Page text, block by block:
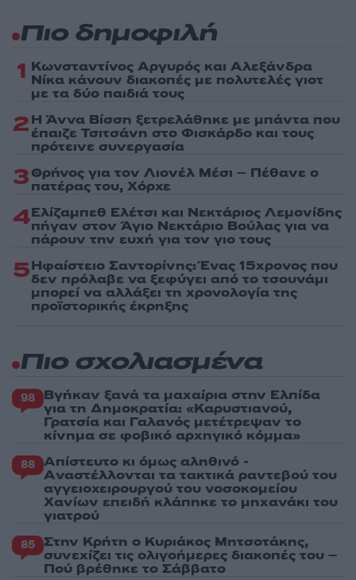
Πιο δημοφιλή
1 Κωνσταντίνος Αργυρός και Αλεξάνδρα
Νίκα κάνουν διακοπές με πολυτελές γιοτ
με τα δύο παιδιά τους
2Η Άννα Βίσση ξετρελάθηκε με μπάντα που
έπαιζε Τσιτσάνη στο Φισκάρδο και τους
πρότεινε συνεργασία
3Θρήνος για τον Λιονέλ Μέσι – Πέθανε ο
πατέρας του, Χόρχε
4Ελίζαμπεθ Ελέτσι και Νεκτάριος Λεμονίδης
πήγαν στον Άγιο Νεκτάριο Βούλας για να
πάρουν την ευχή για τον γιο τους
5Ηφαίστειο Σαντορίνης: Ένας 15χρονος που
δεν πρόλαβε να ξεφύγει από το τσουνάμι
μπορεί να αλλάξει τη χρονολογία της
προϊστορικής έκρηξης
Πιο σχολιασμένα
98 Βγήκαν ξανά τα μαχαίρια στην Ελπίδα
για τη Δημοκρατία: «Καρυστιανού,
Γρατσία και Γαλανός μετέτρεψαν το
κίνημα σε φοβικό αρχηγικό κόμμα»
88 Απίστευτο κι όμως αληθινό -
Aναστέλλονται τα τακτικά ραντεβού του
αγγειοχειρουργού του νοσοκομείου
Χανίων επειδή κλάπηκε το μηχανάκι του
γιατρού
85 Στην Κρήτη ο Κυριάκος Μητσοτάκης,
συνεχίζει τις ολιγοήμερες διακοπές του –
Πού βρέθηκε το Σάββατο